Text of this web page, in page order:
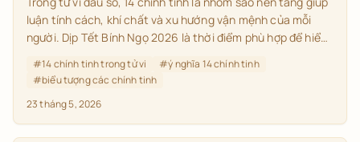
luận tính cách, khí chất và xu hướng vận mệnh của mỗi
người. Dịp Tết Bính Ngọ 2026 là thời điểm phù hợp để hiểu
cách đúng bản chất và thực tế hơn.
#14 chính tinh trong tử vi #ý nghĩa 14 chính tinh
#biểu tượng các chính tinh
23 tháng 5, 2026